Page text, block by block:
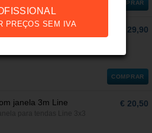
PREÇOS SEM IVA
COMPRAR
2m Force
tendas Force 2x2
€ 29,90
COMPRAR
janela 3m Line € 20,50